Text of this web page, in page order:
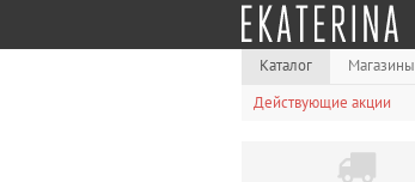
Каталог Магазины
Действующие акции